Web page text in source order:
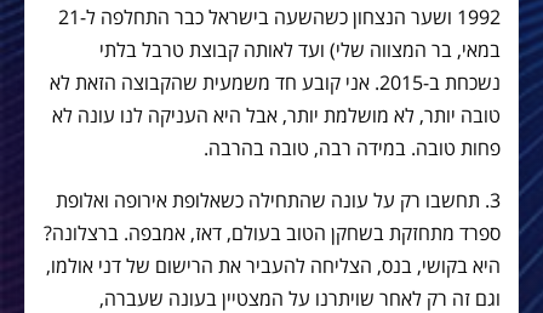
1992 ושער הנצחון כשהשעה בישראל כבר התחלפה ל-21
במאי, בר המצווה שלי) ועד לאותה קבוצת טרבל בלתי
נשכחת ב-2015. אני קובע חד משמעית שהקבוצה הזאת לא
טובה יותר, לא מושלמת יותר, אבל היא העניקה לנו עונה לא
פחות טובה. במידה רבה, טובה בהרבה.
3. תחשבו רק על עונה שהתחילה כשאלופת אירופה ואלופת
ספרד מתחזקת בשחקן הטוב בעולם, דאז, אמבפה. ברצלונה?
היא בקושי, בנס, הצליחה להעביר את הרישום של דני אולמו,
וגם זה רק לאחר שויתרנו על המצטיין בעונה שעברה,